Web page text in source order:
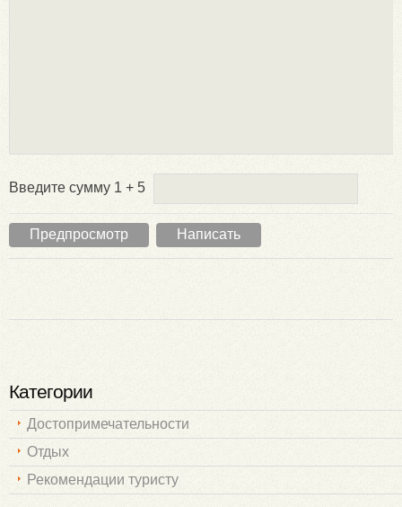
Введите сумму 1 + 5
Категории
Достопримечательности
Отдых
Рекомендации туристу